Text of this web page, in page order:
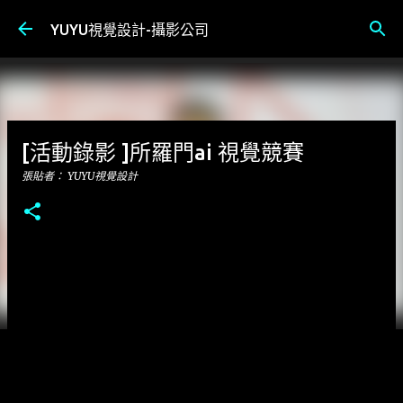
跳到主要內容
YUYU視覺設計-攝影公司
[活動錄影 ]所羅門ai 視覺競賽
張貼者： YUYU視覺設計